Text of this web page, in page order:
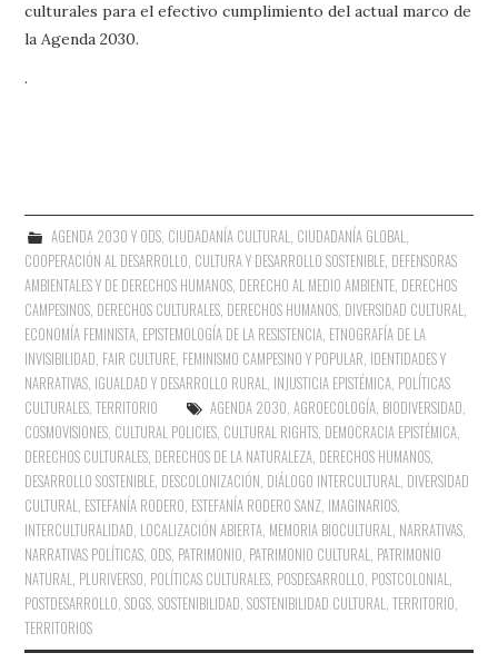
culturales para el efectivo cumplimiento del actual marco de
la Agenda 2030.
.
AGENDA 2030 Y ODS, CIUDADANÍA CULTURAL CIUDADANÍA GLOBAL
COOPERACIÓN AL DESARROLLO CULTURA Y DESARROLLO SOSTENIBLE DEFENSORAS
AMBIENTALES Y DE DERECHOS HUMANOS DERECHO AL MEDIO AMBIENTE DERECHOS
CAMPESINOS DERECHOS CULTURALES DERECHOS HUMANOS DIVERSIDAD CULTURAL
ECONOMÍA FEMINISTA EPISTEMOLOGÍA DE LA RESISTENCIA ETNOGRAFÍA DE LA
INVISIBILIDAD FAIR CULTURE FEMINISMO CAMPESINO Y POPULAR IDENTIDADES Y
NARRATIVAS IGUALDAD Y DESARROLLO RURAL INJUSTICIA EPISTÉMICA POLÍTICAS
CULTURALES ,TERRITORIO AGENDA 2030 AGROECOLOGÍA, BIODIVERSIDAD
COSMOVISIONES CULTURAL POLICIES CULTURAL RIGHTS DEMOCRACIA EPISTÉMICA
DERECHOS CULTURALES DERECHOS DE LA NATURALEZA DERECHOS HUMANOS
DESARROLLO SOSTENIBLE DESCOLONIZACIÓN DIÁLOGO INTERCULTURAL DIVERSIDAD
CULTURAL ESTEFANÍA RODERO ESTEFANÍA RODERO SANZ IMAGINARIOS
INTERCULTURALIDAD LOCALIZACIÓN ABIERTA MEMORIA BIOCULTURAL NARRATIVAS
NARRATIVAS POLÍTICAS ODS PATRIMONIO PATRIMONIO CULTURAL PATRIMONIO
NATURAL PLURIVERSO POLÍTICAS CULTURALES POSDESARROLLO POSTCOLONIAL
POSTDESARROLLO ,SDGS ,SOSTENIBILIDAD ,SOSTENIBILIDAD CULTURAL ,TERRITORIO
TERRITORIOS